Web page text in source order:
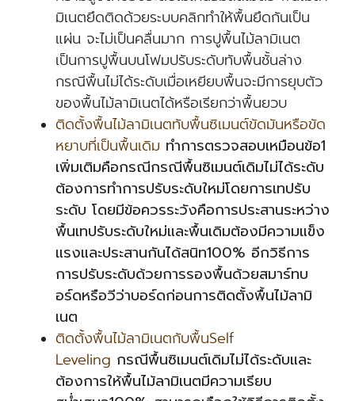
มิเนตยึดติดด้วยระบบคลิกทำให้พื้นยึดกันเป็น
แผ่น จะไม่เป็นคลื่นมาก การปูพื้นไม้ลามิเนต
เป็นการปูพื้นบนโฟมปรับระดับทับพื้นชั้นล่าง
กรณีพื้นไม่ได้ระดับเมื่อเหยียบพื้นจะมีการยุบตัว
ของพื้นไม้ลามิเนตได้หรือเรียกว่าพื้นยวบ
ติดตั้งพื้นไม้ลามิเนตทับพื้นซิเมนต์ขัดมันหรือขัด
หยาบที่เป็นพื้นเดิม ทำการตรวจสอบเหมือนข้อ1
เพิ่มเติมคือกรณีกรณีพื้นซิเมนต์เดิมไม่ได้ระดับ
ต้องการทำการปรับระดับใหม่โดยการเทปรับ
ระดับ โดยมีข้อควรระวังคือการประสานระหว่าง
พื้นเทปรับระดับใหม่และพื้นเดิมต้องมีความแข็ง
แรงและประสานกันได้สนิท100% อีกวิธีการ
การปรับระดับด้วยการรองพื้นด้วยสมาร์ทบ
อร์ดหรือวีว่าบอร์ดก่อนการติดตั้งพื้นไม้ลามิ
เนต
ติดตั้งพื้นไม้ลามิเนตกับพื้นSelf
Leveling กรณีพื้นซิเมนต์เดิมไม่ได้ระดับและ
ต้องการให้พื้นไม้ลามิเนตมีความเรียบ